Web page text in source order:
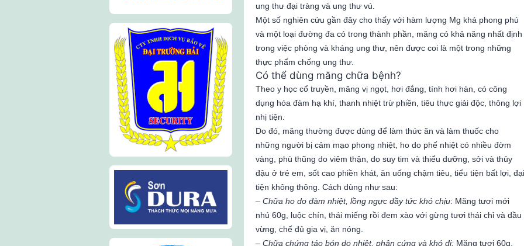
ung thư đại tràng và ung thư vú.
Một số nghiên cứu gần đây cho thấy với hàm lượng Mg khá phong phú
và một loại đường đa có trong thành phần, măng có khả năng nhất định
trong việc phòng và kháng ung thư, nên được coi là một trong những
thực phẩm chống ung thư.
Có thể dùng măng chữa bệnh?
Theo y học cổ truyền, măng vị ngọt, hơi đắng, tính hơi hàn, có công
dụng hóa đàm hạ khí, thanh nhiệt trừ phiền, tiêu thực giải độc, thông lợi
nhị tiện.
Do đó, măng thường được dùng để làm thức ăn và làm thuốc cho
những người bị cảm mạo phong nhiệt, ho do phế nhiệt có nhiều đờm
vàng, phù thũng do viêm thận, do suy tim và thiểu dưỡng, sởi và thủy
đậu ở trẻ em, sốt cao phiền khát, ăn uống chậm tiêu, tiểu tiện bất lợi, đại
tiện không thông. Cách dùng như sau:
– Chữa ho do đàm nhiệt, lồng ngực đầy tức khó chịu: Măng tươi mới
nhú 60g, luộc chín, thái miếng rồi đem xào với gừng tươi thái chỉ và dầu
vừng, chế đủ gia vị, ăn nóng.
– Chữa chứng táo bón do nhiệt, phân cứng và khó đi: Măng tươi 60g,